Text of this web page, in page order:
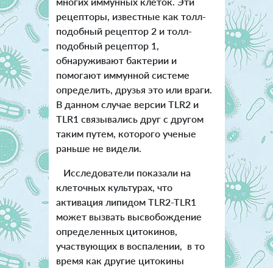
рецепторы, известные как толл-
подобный рецептор 2 и толл-
подобный рецептор 1,
обнаруживают бактерии и
помогают иммунной системе
определить, друзья это или враги.
В данном случае версии TLR2 и
TLR1 связывались друг с другом
таким путем, которого ученые
раньше не видели.
Исследователи показали на
клеточных культурах, что
активация липидом TLR2-TLR1
может вызвать высвобождение
определенных цитокинов,
участвующих в воспалении, в то
время как другие цитокины